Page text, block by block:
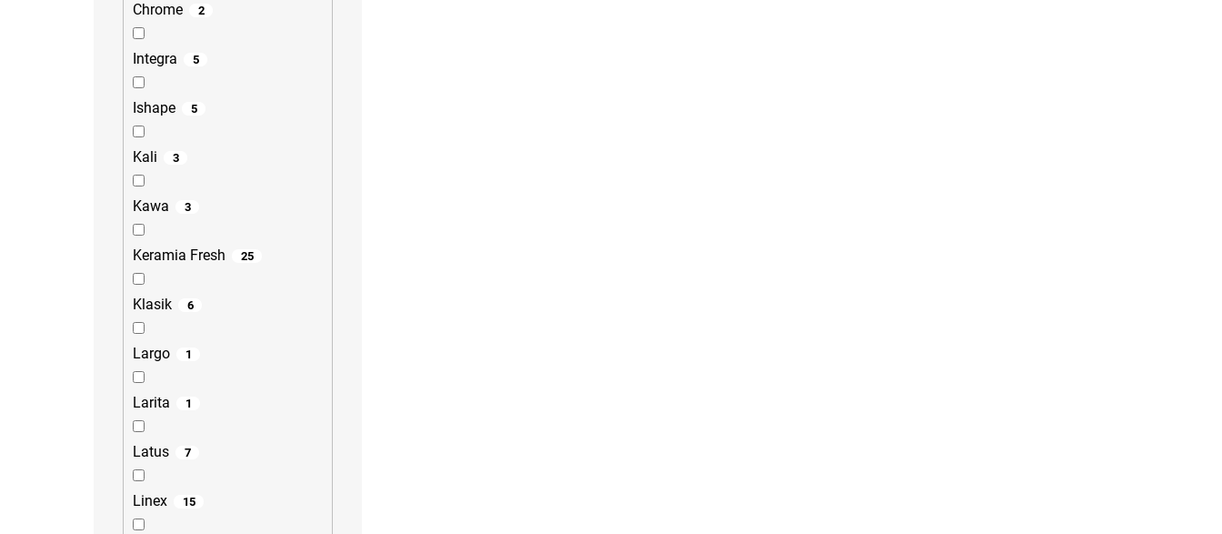
Chrome 2
Integra 5
Ishape 5
Kali 3
Kawa 3
Keramia Fresh 25
Klasik 6
Largo 1
Larita 1
Latus 7
Linex 15